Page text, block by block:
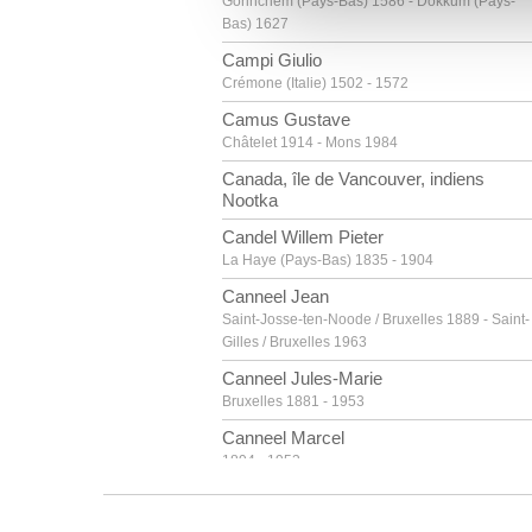
vous leur avez fournies ou
Bas) 1627
Campi Giulio
Crémone (Italie) 1502 - 1572
Camus Gustave
Châtelet 1914 - Mons 1984
Canada, île de Vancouver, indiens
Nootka
Candel Willem Pieter
La Haye (Pays-Bas) 1835 - 1904
Canneel Jean
Saint-Josse-ten-Noode / Bruxelles 1889 - Saint-
Gilles / Bruxelles 1963
Canneel Jules-Marie
Bruxelles 1881 - 1953
Canneel Marcel
1894 - 1953
Canneel Théodore-Joseph